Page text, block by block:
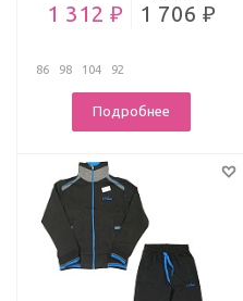
1 312 ₽ 1 706 ₽
86 98 104 92
Подробнее